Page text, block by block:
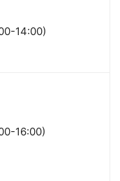
14:00)
16:00)